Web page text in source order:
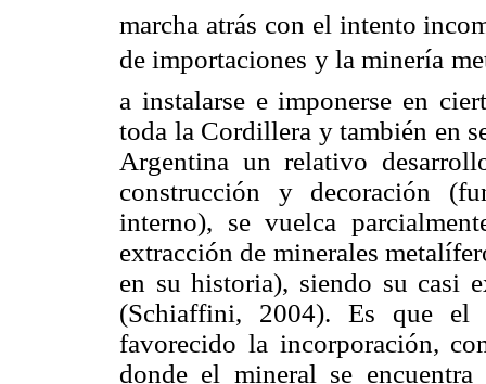
marcha atrás con el intento
de importaciones y la minería
a instalarse e imponerse en
toda la Cordillera y también en
Argentina un relativo
construcción y decoración
interno), se vuelca
extracción de minerales
en su historia), siendo su casi
(Schiaffini, 2004). Es que el
favorecido la incorporación,
donde el mineral se encuentra